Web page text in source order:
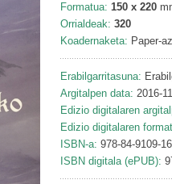
Formatua: 150 x 220
Orrialdeak: 320
Koadernaketa: Paper-
Erabilgarritasuna:
Argitalpen data: 2016-
Edizio digitalaren
Edizio digitalaren
ISBN-a: 978-84-9109-
ISBN digitala (ePUB):